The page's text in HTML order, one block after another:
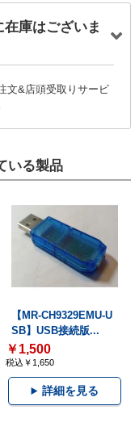
庫はございま
文&店頭受取りサービ
いる製品
【MR-CH9329EMU-U
SB】USB接続版...
￥1,500
税込￥1,650
詳細を見る